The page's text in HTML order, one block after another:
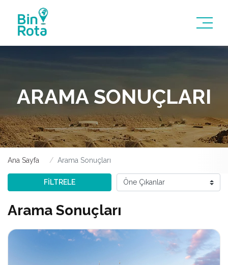
ARAMA SONUÇLARI
Ana Sayfa Arama Sonuçları
FİLTRELE
Arama Sonuçları